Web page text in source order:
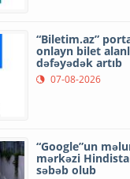
“Biletim.az”
onlayn bilet
dəfəyədək artıb
07-08-2026
“Google”un
mərkəzi
səbəb olub